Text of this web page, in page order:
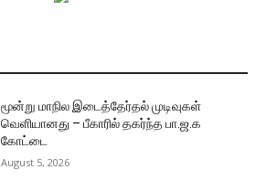
மூன்று மாநில இடைத்தேர்தல் முடிவுகள்
வெளியானது – பீகாரில் தகர்ந்த பா.ஜ.க
கோட்டை
August 5, 2026